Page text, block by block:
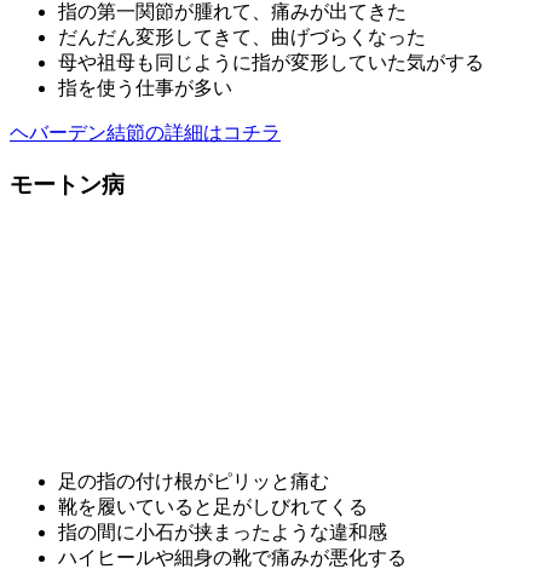
指の第一関節が腫れて、痛みが出てきた
だんだん変形してきて、曲げづらくなった
母や祖母も同じように指が変形していた気がする
指を使う仕事が多い
ヘバーデン結節の詳細はコチラ
モートン病
足の指の付け根がピリッと痛む
靴を履いていると足がしびれてくる
指の間に小石が挟まったような違和感
ハイヒールや細身の靴で痛みが悪化する